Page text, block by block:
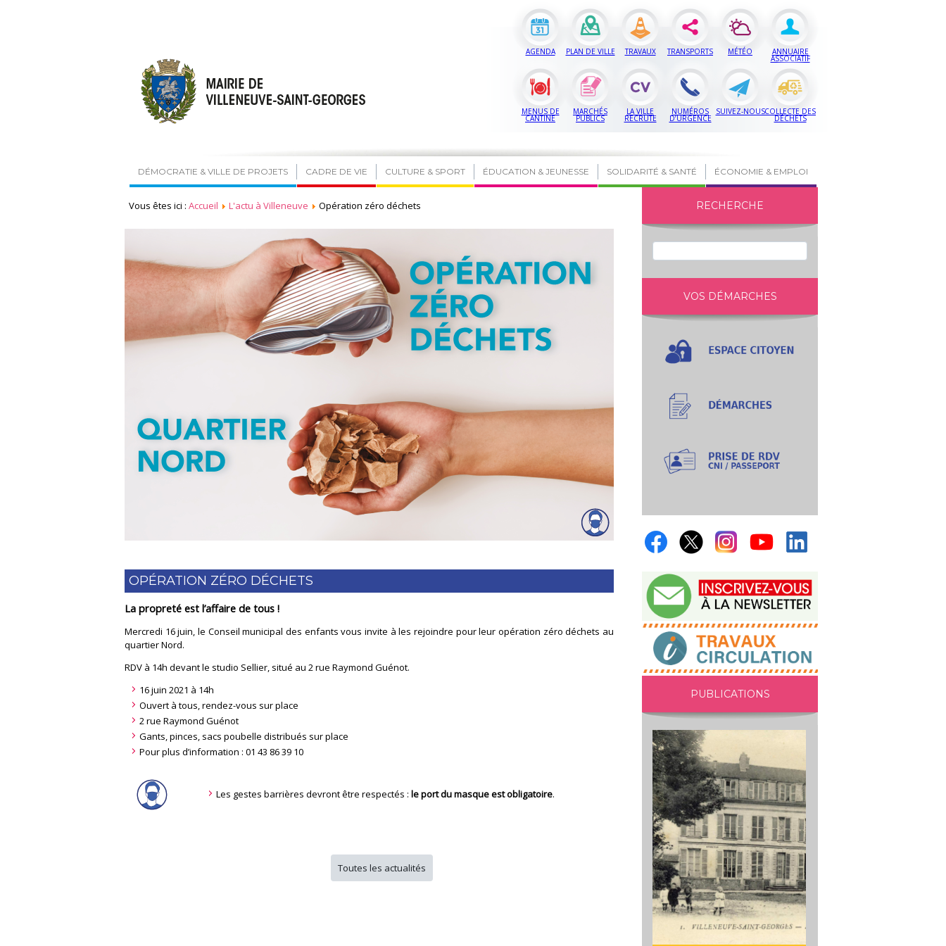
AGENDA PLAN DE VILLE TRAVAUX TRANSPORTS MÉTÉO ANNUAIRE
ASSOCIATIF
MENUS DE
CANTINE
MARCHÉS
PUBLICS
LA VILLE
RECRUTE
NUMÉROS
D’URGENCE
SUIVEZ-NOUSCOLLECTE DES
DÉCHETS
DÉMOCRATIE & VILLE DE PROJETS CADRE DE VIE CULTURE & SPORT ÉDUCATION & JEUNESSE SOLIDARITÉ & SANTÉ ÉCONOMIE & EMPLOI
Vous êtes ici : Accueil L'actu à Villeneuve Opération zéro déchets
OPÉRATION ZÉRO DÉCHETS
La propreté est l’affaire de tous !
Mercredi 16 juin, le Conseil municipal des enfants vous invite à les rejoindre pour leur opération zéro déchets au
quartier Nord.
RDV à 14h devant le studio Sellier, situé au 2 rue Raymond Guénot.
16 juin 2021 à 14h
Ouvert à tous, rendez-vous sur place
2 rue Raymond Guénot
Gants, pinces, sacs poubelle distribués sur place
Pour plus d’information : 01 43 86 39 10
Les gestes barrières devront être respectés : le port du masque est obligatoire.
Toutes les actualités
RECHERCHE
VOS DÉMARCHES
PUBLICATIONS